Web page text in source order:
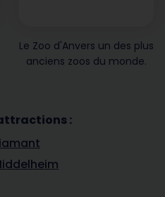
Le Zoo d'Anvers un des plus
anciens zoos du monde.
: